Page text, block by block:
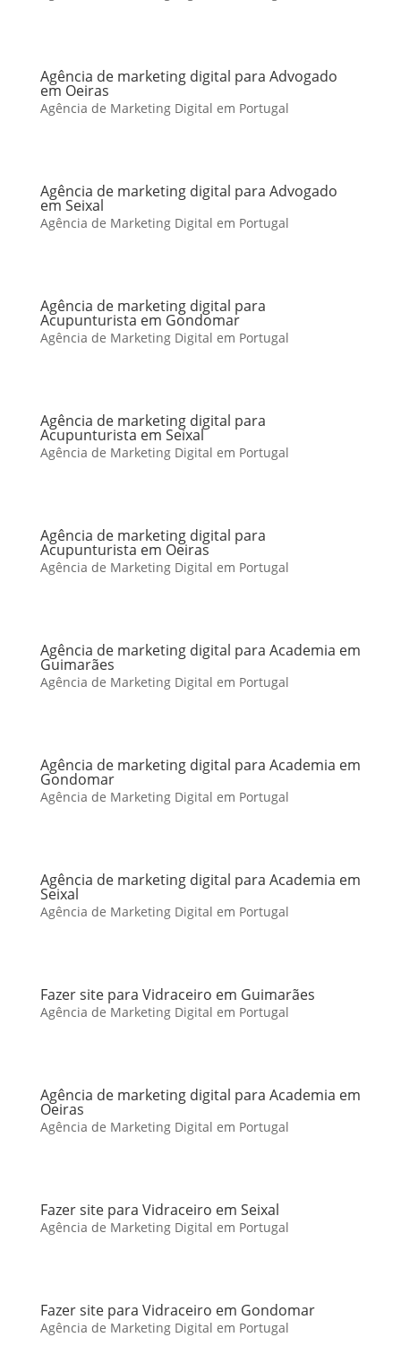
Agência de marketing digital para Advogado
em Oeiras
Agência de Marketing Digital em Portugal
Agência de marketing digital para Advogado
em Seixal
Agência de Marketing Digital em Portugal
Agência de marketing digital para
Acupunturista em Gondomar
Agência de Marketing Digital em Portugal
Agência de marketing digital para
Acupunturista em Seixal
Agência de Marketing Digital em Portugal
Agência de marketing digital para
Acupunturista em Oeiras
Agência de Marketing Digital em Portugal
Agência de marketing digital para Academia em
Guimarães
Agência de Marketing Digital em Portugal
Agência de marketing digital para Academia em
Gondomar
Agência de Marketing Digital em Portugal
Agência de marketing digital para Academia em
Seixal
Agência de Marketing Digital em Portugal
Fazer site para Vidraceiro em Guimarães
Agência de Marketing Digital em Portugal
Agência de marketing digital para Academia em
Oeiras
Agência de Marketing Digital em Portugal
Fazer site para Vidraceiro em Seixal
Agência de Marketing Digital em Portugal
Fazer site para Vidraceiro em Gondomar
Agência de Marketing Digital em Portugal